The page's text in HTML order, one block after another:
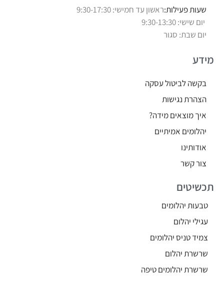
שעות פעילות:ראשון עד חמישי: 9:30-17:30
יום שישי: 9:30-13:30
יום שבת: סגור
מידע
בקשה לביטול עסקה
הצהרת נגישות
איך מוצאים מידה?
יהלומים אמיתיים
אודותינו
צור קשר
תכשיטים
טבעות יהלומים
עגילי יהלום
צמיד טניס יהלומים
שרשרת יהלום
שרשרת יהלומים טיפה